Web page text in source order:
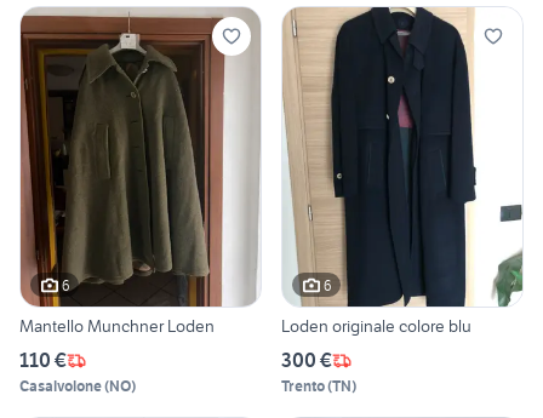
6
Mantello Munchner Loden
110 €
Casalvolone(NO)
6
Loden originale colore blu
300 €
Trento(TN)